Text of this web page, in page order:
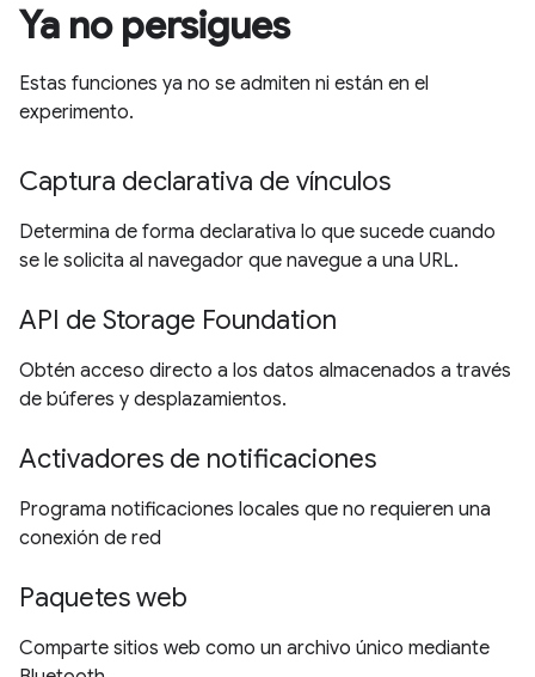
Ya no persigues
Estas funciones ya no se admiten ni están en el
experimento.
Captura declarativa de vínculos
Determina de forma declarativa lo que sucede cuando
se le solicita al navegador que navegue a una URL.
API de Storage Foundation
Obtén acceso directo a los datos almacenados a través
de búferes y desplazamientos.
Activadores de notificaciones
Programa notificaciones locales que no requieren una
conexión de red
Paquetes web
Comparte sitios web como un archivo único mediante